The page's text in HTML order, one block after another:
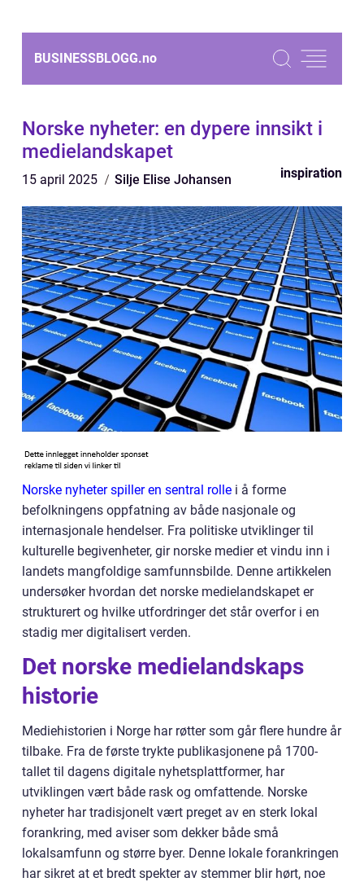
BUSINESSBLOGG.no
Norske nyheter: en dypere innsikt i
medielandskapet
15 april 2025 Silje Elise Johansen inspiration
Norske nyheter spiller en sentral rolle i å forme
befolkningens oppfatning av både nasjonale og
internasjonale hendelser. Fra politiske utviklinger til
kulturelle begivenheter, gir norske medier et vindu inn i
landets mangfoldige samfunnsbilde. Denne artikkelen
undersøker hvordan det norske medielandskapet er
strukturert og hvilke utfordringer det står overfor i en
stadig mer digitalisert verden.
Det norske medielandskaps
historie
Mediehistorien i Norge har røtter som går flere hundre år
tilbake. Fra de første trykte publikasjonene på 1700-
tallet til dagens digitale nyhetsplattformer, har
utviklingen vært både rask og omfattende. Norske
nyheter har tradisjonelt vært preget av en sterk lokal
forankring, med aviser som dekker både små
lokalsamfunn og større byer. Denne lokale forankringen
har sikret at et bredt spekter av stemmer blir hørt, noe